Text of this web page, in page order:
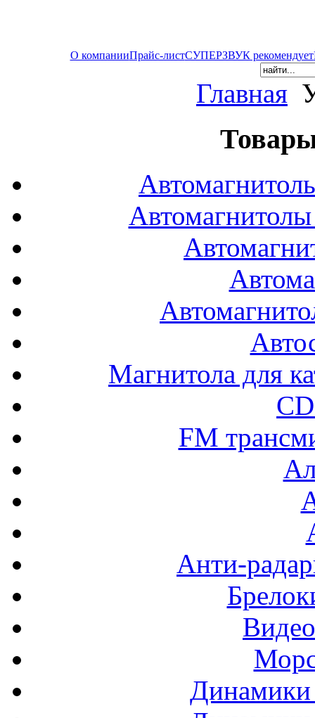
О компанииПрайс-листСУПЕРЗВУК рекомендует
Главная
Магнитола для
FM
Анти-
Динамики